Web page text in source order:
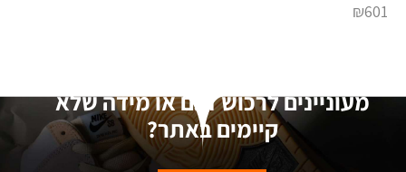
₪601
מעוניינים לרכוש דגם או מידה שלא
קיימים באתר?